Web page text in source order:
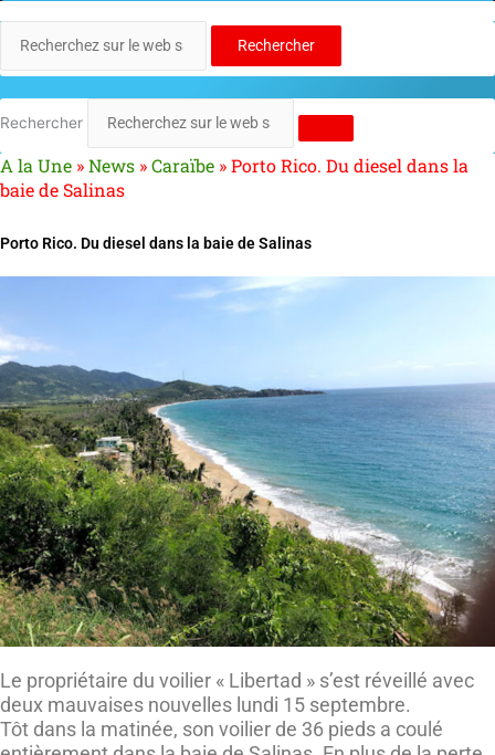
Rechercher
Rechercher
A la Une »News »Caraïbe »Porto Rico. Du diesel dans la
baie de Salinas
Porto Rico. Du diesel dans la baie de Salinas
Le propriétaire du voilier « Libertad » s’est réveillé avec
deux mauvaises nouvelles lundi 15 septembre.
Tôt dans la matinée, son voilier de 36 pieds a coulé